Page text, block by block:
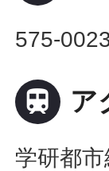
575-
 ア
学研都